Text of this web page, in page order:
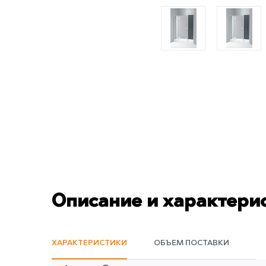
Описание и
ХАРАКТЕРИСТИКИ ОБЪЕМ ПОСТАВКИ